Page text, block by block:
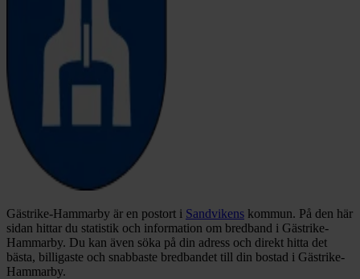
Gästrike-Hammarby är en postort i Sandvikens kommun. På den här
sidan hittar du statistik och information om bredband i Gästrike-
Hammarby. Du kan även söka på din adress och direkt hitta det
bästa, billigaste och snabbaste bredbandet till din bostad i Gästrike-
Hammarby.